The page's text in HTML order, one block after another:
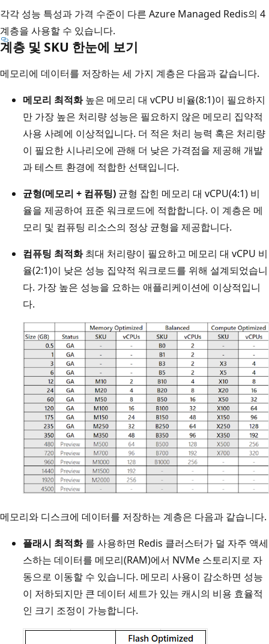
각각 성능 특성과 가격 수준이 다른 Azure Managed Redis의 4
계층을 사용할 수 있습니다.
계층 및 SKU 한눈에 보기
메모리에 데이터를 저장하는 세 가지 계층은 다음과 같습니다.
메모리 최적화높은 메모리 대 vCPU 비율(8:1)이 필요하지
만 가장 높은 처리량 성능은 필요하지 않은 메모리 집약적
사용 사례에 이상적입니다. 더 적은 처리 능력 혹은 처리량
이 필요한 시나리오에 관해 더 낮은 가격점을 제공해 개발
과 테스트 환경에 적합한 선택입니다.
균형(메모리 + 컴퓨팅) 균형 잡힌 메모리 대 vCPU(4:1) 비
율을 제공하여 표준 워크로드에 적합합니다. 이 계층은 메
모리 및 컴퓨팅 리소스의 정상 균형을 제공합니다.
컴퓨팅 최적화최대 처리량이 필요하고 메모리 대 vCPU 비
율(2:1)이 낮은 성능 집약적 워크로드를 위해 설계되었습니
다. 가장 높은 성능을 요하는 애플리케이션에 이상적입니
다.
메모리와 디스크에 데이터를 저장하는 계층은 다음과 같습니다.
플래시 최적화를 사용하면 Redis 클러스터가 덜 자주 액세
스하는 데이터를 메모리(RAM)에서 NVMe 스토리지로 자
동으로 이동할 수 있습니다. 메모리 사용이 감소하면 성능
이 저하되지만 큰 데이터 세트가 있는 캐시의 비용 효율적
인 크기 조정이 가능합니다.